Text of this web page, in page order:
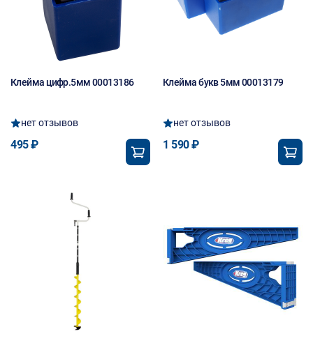
Клейма цифр.5мм 00013186
нет отзывов
495 ₽
Клейма букв 5мм 00013179
нет отзывов
1 590 ₽